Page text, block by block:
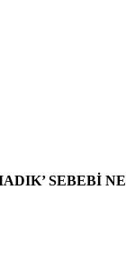
SEBEBİ NE